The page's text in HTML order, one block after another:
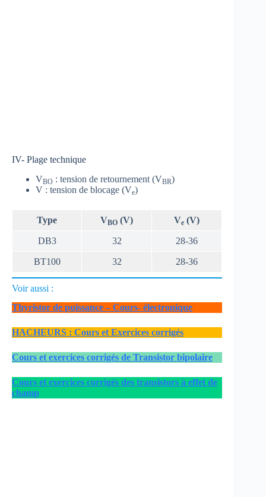
IV- Plage technique
VBO : tension de retournement (VBR)
V : tension de blocage (Ve)
Type VBO (V) Ve (V)
DB3 32 28-36
BT100 32 28-36
Voir aussi :
Thyristor de puissance – Cours- électronique
HACHEURS : Cours et Exercices corrigés
Cours et exercices corrigés de Transistor bipolaire
Cours et exercices corrigés des transistors à effet de
champ